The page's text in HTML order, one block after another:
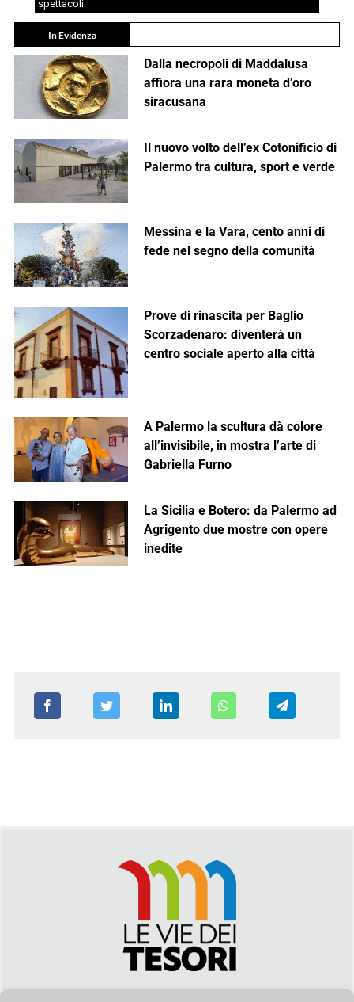
spettacoli
In Evidenza
Dalla necropoli di Maddalusa
affiora una rara moneta d’oro
siracusana
Il nuovo volto dell’ex Cotonificio di
Palermo tra cultura, sport e verde
Messina e la Vara, cento anni di
fede nel segno della comunità
Prove di rinascita per Baglio
Scorzadenaro: diventerà un
centro sociale aperto alla città
A Palermo la scultura dà colore
all’invisibile, in mostra l’arte di
Gabriella Furno
La Sicilia e Botero: da Palermo ad
Agrigento due mostre con opere
inedite